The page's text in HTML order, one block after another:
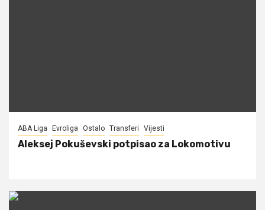
ABA Liga Evroliga Ostalo Transferi Vijesti
Aleksej Pokuševski potpisao za Lokomotivu